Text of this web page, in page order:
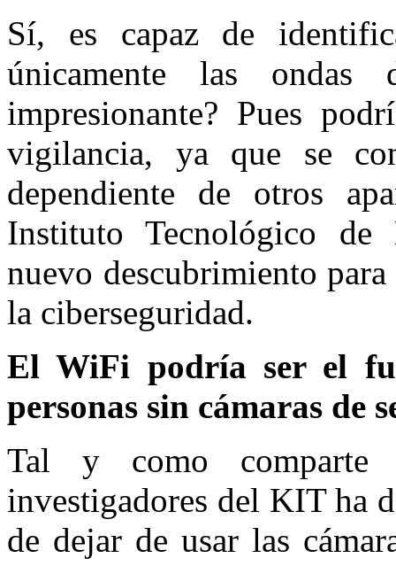
Sí, es capaz de
únicamente las
impresionante? Pues
vigilancia, ya que se
dependiente de otros
Instituto Tecnológico de
nuevo descubrimiento
la ciberseguridad.
El WiFi podría ser el
personas sin cámaras de
Tal y como comparte
investigadores del KIT ha
de dejar de usar las